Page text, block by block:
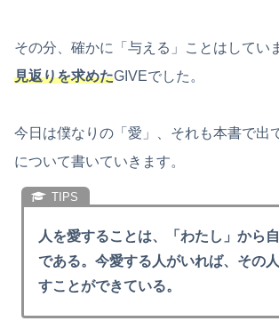
その分、確かに「与える」ことはしてい
見返りを求めたGIVEでした。
今日は僕なりの「愛」、それも本書で出
について書いていきます。
人を愛することは、「わたし」から
である。今愛する人がいれば、その
すことができている。